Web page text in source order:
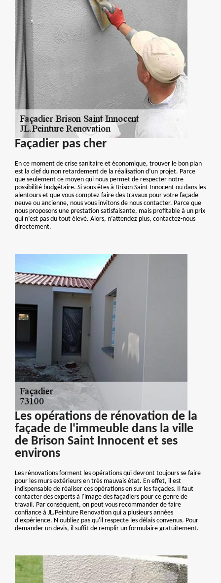
Façadier pas cher
En ce moment de crise sanitaire et économique, trouver le bon plan
est la clef du non retardement de la réalisation d’un projet. Parce
que seulement ce moyen qui nous permet de respecter notre
possibilité budgétaire. Si vous êtes à Brison Saint Innocent ou dans les
alentours et que vous comptez faire des travaux pour votre façade
neuve ou ancienne, nous vous invitons de nous contacter. Parce que
nous proposons une prestation satisfaisante, mais profitable à un prix
qui n’est pas du tout élevé. Alors, n’attendez plus, contactez-nous
directement.
Les opérations de rénovation de la
façade de l'immeuble dans la ville
de Brison Saint Innocent et ses
environs
Les rénovations forment les opérations qui devront toujours se faire
pour les murs extérieurs en très mauvais état. En effet, il est
indispensable de réaliser ces opérations en sur les façades. Il faut
contacter des experts à l'image des façadiers pour ce genre de
travail. Par conséquent, on peut vous recommander de faire
confiance à JL.Peinture Renovation qui a plusieurs années
d'expérience. N'oubliez pas qu'il respecte les délais convenus. Pour
demander un devis, il suffit de remplir un formulaire gratuitement.